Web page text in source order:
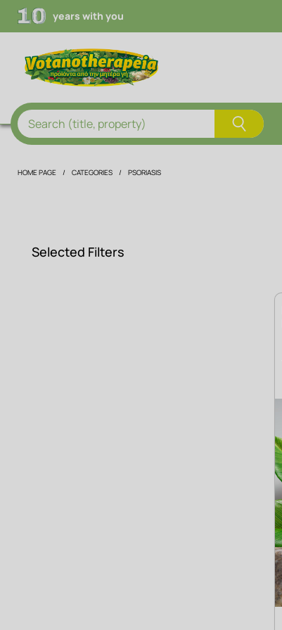
years with you
Search (title, property)
HOME PAGE CATEGORIES PSORIASIS
Selected Filters